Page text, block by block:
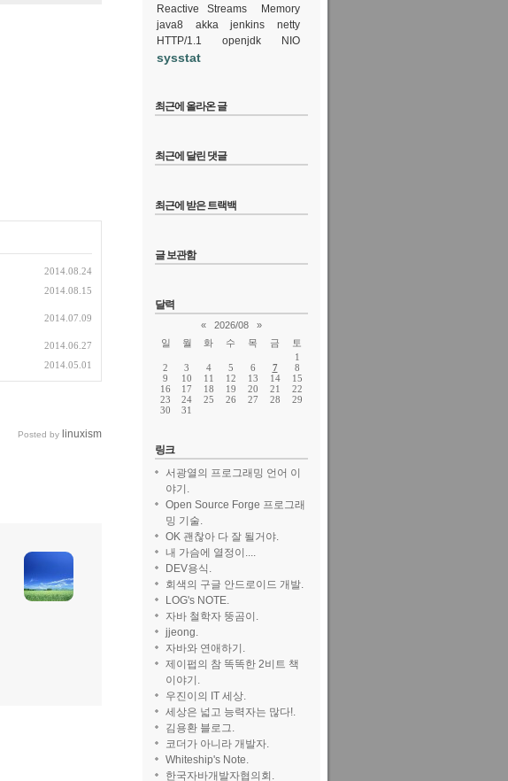
2014.08.24
2014.08.15
2014.07.09
2014.06.27
2014.05.01
Posted by linuxism
Reactive Streams
Memory
java8
akka jenkins
netty
HTTP/1.1
openjdk NIO
sysstat
최근에 올라온 글
최근에 달린 댓글
최근에 받은 트랙백
글 보관함
달력
« 2026/08
»
일
월 화 수 목 금
토
1
2
3 4 5 6 7
8
9
10 11 12 13 14
15
16
17 18 19 20 21
22
23
24 25 26 27 28
29
30
31
링크
서광열의 프로그래밍 언어 이
야기.
Open Source Forge 프로그래
밍 기술.
OK 괜찮아 다 잘 될거야.
내 가슴에 열정이....
DEV용식.
회색의 구글 안드로이드 개발.
LOG's NOTE.
자바 철학자 뚱곰이.
jjeong.
자바와 연애하기.
제이펍의 참 똑똑한 2비트 책
이야기.
우진이의 IT 세상.
세상은 넓고 능력자는 많다!.
김용환 블로그.
코더가 아니라 개발자.
Whiteship's Note.
한국자바개발자협의회.